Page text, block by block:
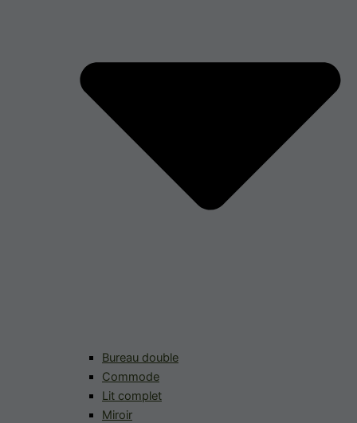
Bureau double
Commode
Lit complet
Miroir